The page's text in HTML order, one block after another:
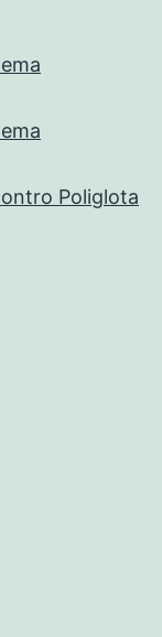
Poliglota